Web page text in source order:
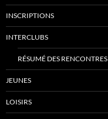
INSCRIPTIONS
INTERCLUBS
RÉSUMÉ DES RENCONTRES
JEUNES
LOISIRS